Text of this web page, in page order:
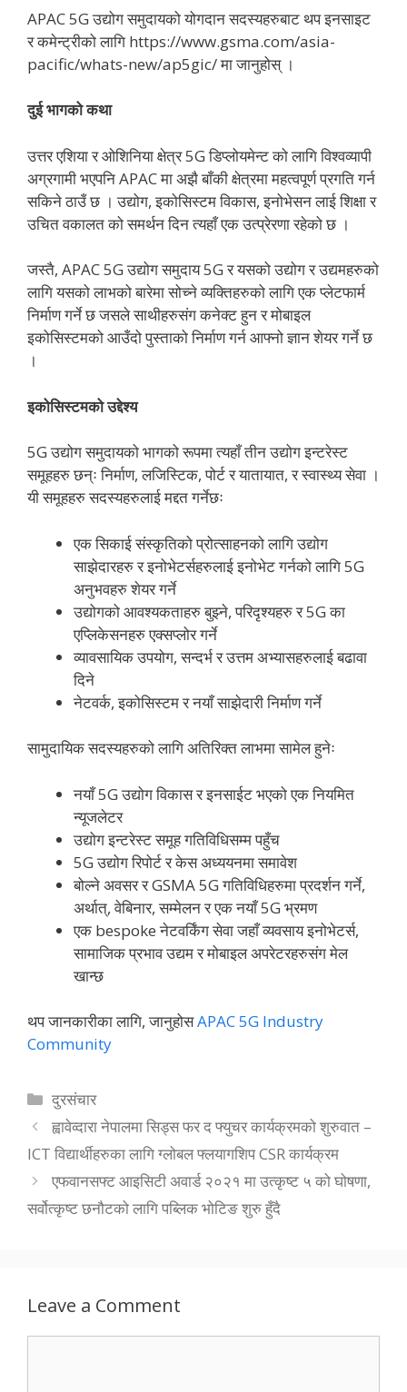
APAC 5G उद्योग समुदायको योगदान सदस्यहरुबाट थप इनसाइट
र कमेन्ट्रीको लागि https://www.gsma.com/asia-
pacific/whats-new/ap5gic/ मा जानुहोस् ।
दुई भागको कथा
उत्तर एशिया र ओशिनिया क्षेत्र 5G डिप्लोयमेन्ट को लागि विश्वव्यापी
अग्रगामी भएपनि APAC मा अझै बाँकी क्षेत्रमा महत्वपूर्ण प्रगति गर्न
सकिने ठाउँ छ । उद्योग, इकोसिस्टम विकास, इनोभेसन लाई शिक्षा र
उचित वकालत को समर्थन दिन त्यहाँ एक उत्प्रेरणा रहेको छ ।
जस्तै, APAC 5G उद्योग समुदाय 5G र यसको उद्योग र उद्यमहरुको
लागि यसको लाभको बारेमा सोच्ने व्यक्तिहरुको लागि एक प्लेटफार्म
निर्माण गर्ने छ जसले साथीहरुसंग कनेक्ट हुन र मोबाइल
इकोसिस्टमको आउँदो पुस्ताको निर्माण गर्न आफ्नो ज्ञान शेयर गर्ने छ
।
इकोसिस्टमको उद्देश्य
5G उद्योग समुदायको भागको रूपमा त्यहाँ तीन उद्योग इन्टरेस्ट
समूहहरु छन्ः निर्माण, लजिस्टिक, पोर्ट र यातायात, र स्वास्थ्य सेवा ।
यी समूहहरु सदस्यहरुलाई मद्दत गर्नेछः
एक सिकाई संस्कृतिको प्रोत्साहनको लागि उद्योग
साझेदारहरु र इनोभेटर्सहरुलाई इनोभेट गर्नको लागि 5G
अनुभवहरु शेयर गर्ने
उद्योगको आवश्यकताहरु बुझ्ने, परिदृश्यहरु र 5G का
एप्लिकेसनहरु एक्सप्लोर गर्ने
व्यावसायिक उपयोग, सन्दर्भ र उत्तम अभ्यासहरुलाई बढावा
दिने
नेटवर्क, इकोसिस्टम र नयाँ साझेदारी निर्माण गर्ने
सामुदायिक सदस्यहरुको लागि अतिरिक्त लाभमा सामेल हुनेः
नयाँ 5G उद्योग विकास र इनसाईट भएको एक नियमित
न्यूजलेटर
उद्योग इन्टरेस्ट समूह गतिविधिसम्म पहुँच
5G उद्योग रिपोर्ट र केस अध्ययनमा समावेश
बोल्ने अवसर र GSMA 5G गतिविधिहरुमा प्रदर्शन गर्ने,
अर्थात्, वेबिनार, सम्मेलन र एक नयाँ 5G भ्रमण
एक bespoke नेटवर्किंग सेवा जहाँ व्यवसाय इनोभेटर्स,
सामाजिक प्रभाव उद्यम र मोबाइल अपरेटरहरुसंग मेल
खान्छ
थप जानकारीका लागि, जानुहोसAPAC 5G Industry
Community
Categories
दुरसंचार
ह्वावेव्दारा नेपालमा सिड्स फर द फ्युचर कार्यक्रमको शुरुवात –
ICT विद्यार्थीहरुका लागि ग्लोबल फ्लयागशिप CSR कार्यक्रम
एफवानसफ्ट आइसिटी अवार्ड २०२१ मा उत्कृष्ट ५ को घोषणा,
सर्वोत्कृष्ट छनौटको लागि पब्लिक भोटिङ शुरु हुँदै
Leave a Comment